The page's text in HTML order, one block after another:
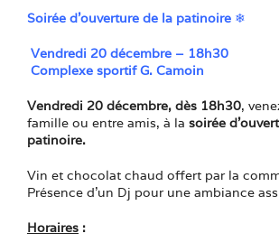
Soirée d’ouverture de la patinoire ❄
Vendredi 20 décembre – 18h30
Complexe sportif G. Camoin
Vendredi 20 décembre, dès 18h30,
famille ou entre amis, à la soirée
patinoire.
Vin et chocolat chaud offert par la
Présence d’un Dj pour une ambiance
Horaires :